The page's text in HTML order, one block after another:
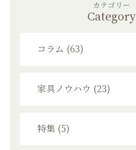
カテゴリー
Category
コラム (63)
家具ノウハウ (23)
特集 (5)